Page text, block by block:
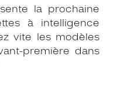
la prochaine
à intelligence
vite les modèles
première dans